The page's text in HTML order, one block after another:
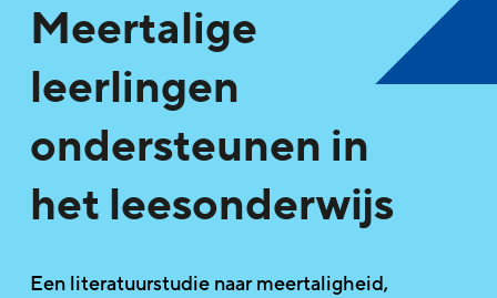
Meertalige
leerlingen
ondersteunen in
het leesonderwijs
Een literatuurstudie naar meertaligheid,